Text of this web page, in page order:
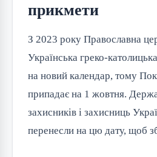
прикмети
З 2023 року Православна
Українська греко-
на новий календар, тому
припадає на 1 жовтня.
захисників і захисниць
перенесли на цю дату, щоб